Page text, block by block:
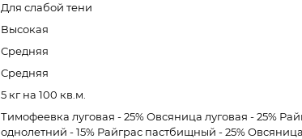
Для слабой тени
Высокая
Средняя
Средняя
5 кг на 100 кв.м.
Тимофеевка луговая - 25% Овсяница луговая - 25%
однолетний - 15% Райграс пастбищный - 25%